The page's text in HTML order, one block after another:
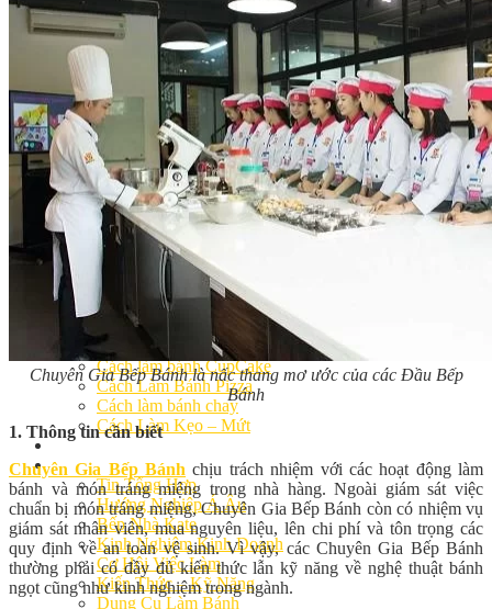
Học Làm Bánh Ngắn Hạn
Khóa Học Bánh Kinh Doanh
Khóa Học Handmade Mini Cake
Master Class
Chuyên Đề
Khai Giảng
Lịch học – Lịch thi
Đăng Ký Học
Công Thức
Cách Làm Bánh Việt
Cách Làm Bánh Âu
Cách Làm Bánh Kem
Cách Làm Bánh Mì
Cách Làm Bánh Trung Thu
Cách Làm Bánh Flan
Cách Làm Bánh Bao
Cách Làm Bánh Bông Lan
Cách Làm Bánh Su Kem
Cách làm bánh CupCake
Cách Làm Bánh Pizza
Cách làm bánh chay
Cách Làm Kẹo – Mứt
Video
Tin tức
Tin Tổng Hợp
Hướng Nghiệp Á Âu
Bếp Nhà Kate
Kinh Nghiệm Kinh Doanh
Cơ Hội Việc Làm
Kiến Thức – Kỹ Năng
Dụng Cụ Làm Bánh
Chuyên Gia Bếp Bánh là nấc thang mơ ước của các Đầu Bếp
Bánh
1. Thông tin cần biết
Chuyên Gia Bếp Bánh chịu trách nhiệm với các hoạt động làm
bánh và món tráng miệng trong nhà hàng. Ngoài giám sát việc
chuẩn bị món tráng miệng, Chuyên Gia Bếp Bánh còn có nhiệm vụ
giám sát nhân viên, mua nguyên liệu, lên chi phí và tôn trọng các
quy định về an toàn vệ sinh. Vì vậy, các Chuyên Gia Bếp Bánh
thường phải có đầy đủ kiến thức lẫn kỹ năng về nghệ thuật bánh
ngọt cũng như kinh nghiệm trong ngành.